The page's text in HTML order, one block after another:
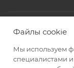
Файлы cookie
Мы используем
специалистами